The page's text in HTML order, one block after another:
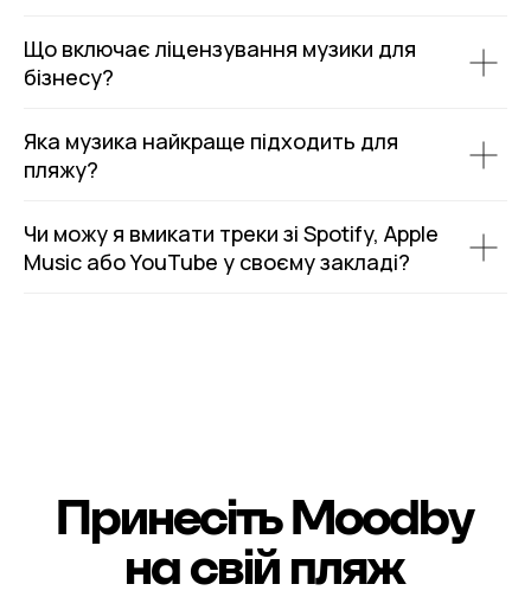
Що включає ліцензування музики для
бізнесу?
Яка музика найкраще підходить для
пляжу?
Чи можу я вмикати треки зі Spotify, Apple
Music або YouTube у своєму закладі?
Принесіть Moodby
на свій пляж